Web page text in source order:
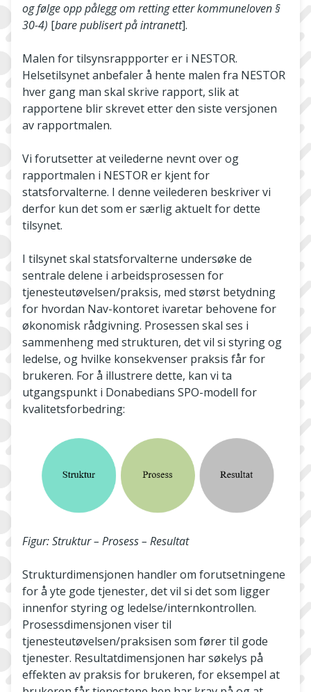
og følge opp pålegg om retting etter kommuneloven §
30-4) [bare publisert på intranett].
Malen for tilsynsrappporter er i NESTOR.
Helsetilsynet anbefaler å hente malen fra NESTOR
hver gang man skal skrive rapport, slik at
rapportene blir skrevet etter den siste versjonen
av rapportmalen.
Vi forutsetter at veilederne nevnt over og
rapportmalen i NESTOR er kjent for
statsforvalterne. I denne veilederen beskriver vi
derfor kun det som er særlig aktuelt for dette
tilsynet.
I tilsynet skal statsforvalterne undersøke de
sentrale delene i arbeidsprosessen for
tjenesteutøvelsen/praksis, med størst betydning
for hvordan Nav-kontoret ivaretar behovene for
økonomisk rådgivning. Prosessen skal ses i
sammenheng med strukturen, det vil si styring og
ledelse, og hvilke konsekvenser praksis får for
brukeren. For å illustrere dette, kan vi ta
utgangspunkt i Donabedians SPO-modell for
kvalitetsforbedring:
Figur: Struktur – Prosess – Resultat
Strukturdimensjonen handler om forutsetningene
for å yte gode tjenester, det vil si det som ligger
innenfor styring og ledelse/internkontrollen.
Prosessdimensjonen viser til
tjenesteutøvelsen/praksisen som fører til gode
tjenester. Resultatdimensjonen har søkelys på
effekten av praksis for brukeren, for eksempel at